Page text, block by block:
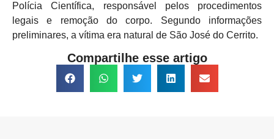
Polícia Científica, responsável pelos procedimentos
legais e remoção do corpo. Segundo informações
preliminares, a vítima era natural de São José do Cerrito.
Compartilhe esse artigo